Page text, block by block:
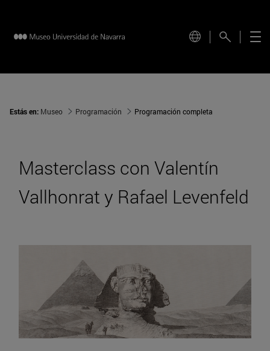
Estás en: Museo Programación Programación completa
Masterclass con Valentín
Vallhonrat y Rafael Levenfeld